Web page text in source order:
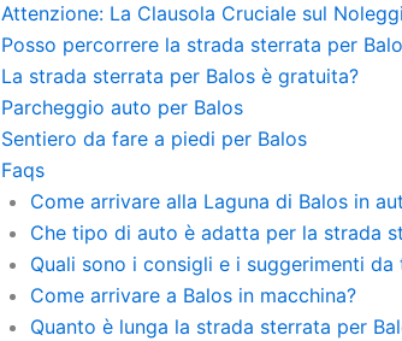
Attenzione: La Clausola Cruciale sul
Posso percorrere la strada sterrata per
La strada sterrata per Balos è gratuita?
Parcheggio auto per Balos
Sentiero da fare a piedi per Balos
Faqs
Come arrivare alla Laguna di Balos in
Che tipo di auto è adatta per la strada
Quali sono i consigli e i suggerimenti da
Come arrivare a Balos in macchina?
Quanto è lunga la strada sterrata per